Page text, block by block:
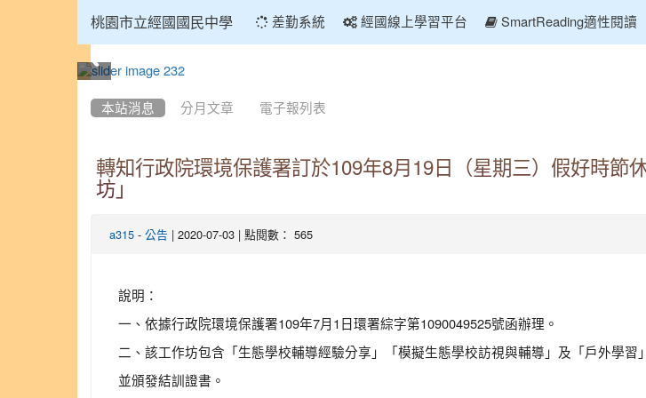
桃園市立經國國民中學 差勤系統 經國線上學習平台 SmartReading適性閱讀
本站消息 分月文章 電子報列表
轉知行政院環境保護署訂於109年8月19日（星期三）假好時節
坊」
a315 - 公告 | 2020-07-03 | 點閱數： 565
說明：
一、依據行政院環境保護署109年7月1日環署綜字第1090049525號函辦理。
二、該工作坊包含「生態學校輔導經驗分享」「模擬生態學校訪視與輔導」及「戶外學
並頒發結訓證書。